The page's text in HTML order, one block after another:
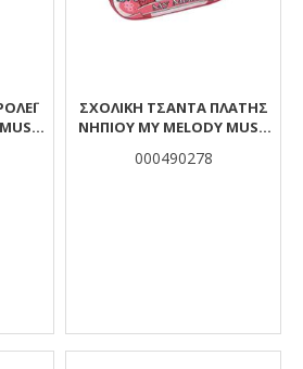
ΣΧΟΛΙΚΉ ΤΣΆΝΤΑ ΠΛΆΤΗΣ
ΝΗΠΊOΥ MY MELODY MUST
000490278